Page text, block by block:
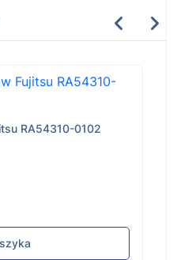
RA54310-0102